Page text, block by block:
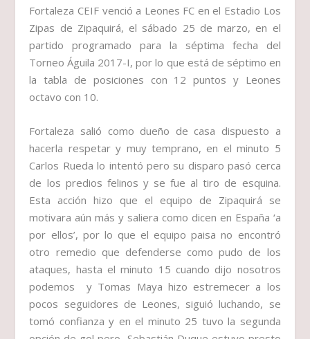
Fortaleza CEIF venció a Leones FC en el Estadio Los
Zipas de Zipaquirá, el sábado 25 de marzo, en el
partido programado para la séptima fecha del
Torneo Águila 2017-I, por lo que está de séptimo en
la tabla de posiciones con 12 puntos y Leones
octavo con 10.
Fortaleza salió como dueño de casa dispuesto a
hacerla respetar y muy temprano, en el minuto 5
Carlos Rueda lo intentó pero su disparo pasó cerca
de los predios felinos y se fue al tiro de esquina.
Esta acción hizo que el equipo de Zipaquirá se
motivara aún más y saliera como dicen en España ‘a
por ellos’, por lo que el equipo paisa no encontró
otro remedio que defenderse como pudo de los
ataques, hasta el minuto 15 cuando dijo nosotros
podemos y Tomas Maya hizo estremecer a los
pocos seguidores de Leones, siguió luchando, se
tomó confianza y en el minuto 25 tuvo la segunda